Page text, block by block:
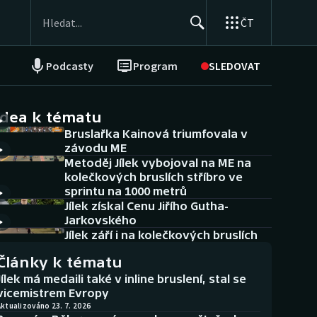
ČT
Podcasty Program SLEDOVAT
NEPŘEHLÉDNĚTE
Historické návraty
Aplikace ČT sport
AZ kvíz
k tématu
Bruslařka Kainová triumfovala v
závodu ME
Metoděj Jílek vybojoval na ME na
kolečkových bruslích stříbro ve
sprintu na 1000 metrů
Jílek získal Cenu Jiřího Gutha-
Jarkovského
Jílek září i na kolečkových bruslích
k tématu
má medaili také v inline bruslení, stal se
Evropy
23. 7. 2026